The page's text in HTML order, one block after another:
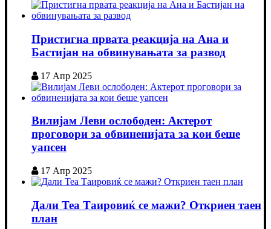
Пристигна првата реакција на Ана и
Бастијан на обвинувањата за развод
17 Апр 2025
Вилијам Леви ослободен: Актерот
проговори за обвиненијата за кои беше
уапсен
17 Апр 2025
Дали Теа Таировиќ се мажи? Откриен таен
план